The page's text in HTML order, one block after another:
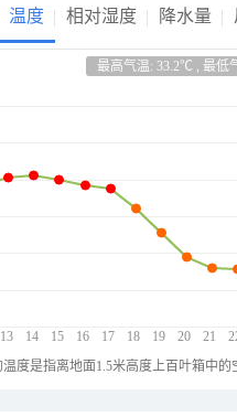
温度 相对湿度 降水量
最高气温: 33.2℃ , 最低
13 14 15 16 17 18 19 20 21
度是指离地面1.5米高度上百叶箱中的